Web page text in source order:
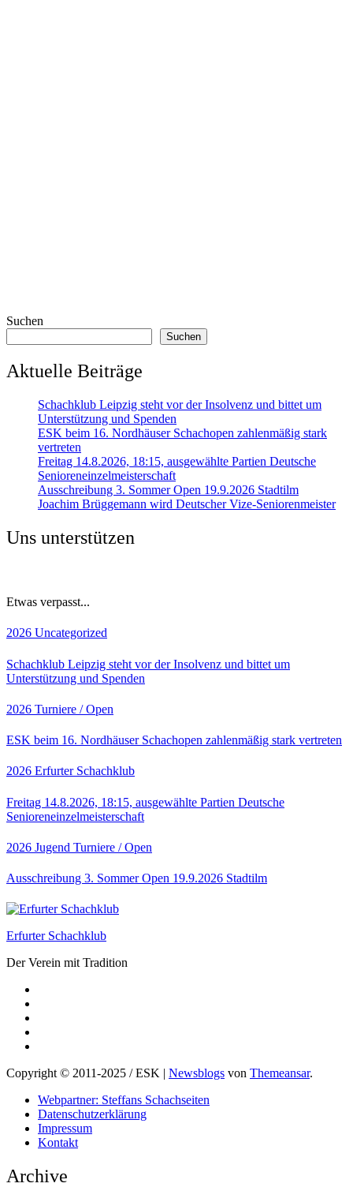
Suchen
Suchen
Aktuelle Beiträge
Schachklub Leipzig steht vor der Insolvenz und bittet um
Unterstützung und Spenden
ESK beim 16. Nordhäuser Schachopen zahlenmäßig stark
vertreten
Freitag 14.8.2026, 18:15, ausgewählte Partien Deutsche
Senioreneinzelmeisterschaft
Ausschreibung 3. Sommer Open 19.9.2026 Stadtilm
Joachim Brüggemann wird Deutscher Vize-Seniorenmeister
Uns unterstützen
Etwas verpasst...
2026 Uncategorized
Schachklub Leipzig steht vor der Insolvenz und bittet um
Unterstützung und Spenden
2026 Turniere / Open
ESK beim 16. Nordhäuser Schachopen zahlenmäßig stark vertreten
2026 Erfurter Schachklub
Freitag 14.8.2026, 18:15, ausgewählte Partien Deutsche
Senioreneinzelmeisterschaft
2026 Jugend Turniere / Open
Ausschreibung 3. Sommer Open 19.9.2026 Stadtilm
Erfurter Schachklub
Der Verein mit Tradition
Copyright © 2011-2025 / ESK Newsblogs von Themeansar.
Webpartner: Steffans Schachseiten
Datenschutzerklärung
Impressum
Kontakt
Archive